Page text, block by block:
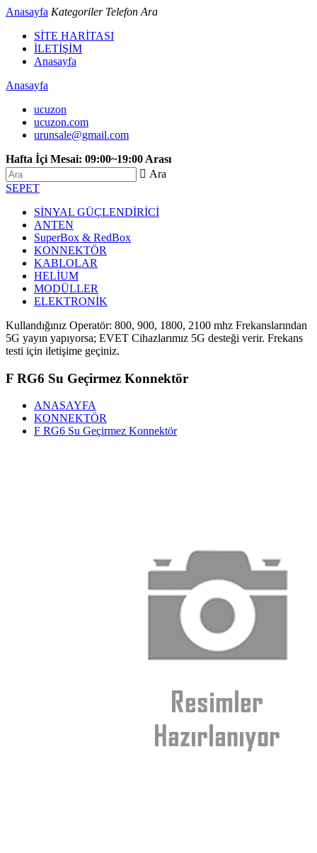
Anasayfa Kategoriler Telefon Ara
SİTE HARİTASI
İLETİŞİM
Anasayfa
Anasayfa
ucuzon
ucuzon.com
urunsale@gmail.com
Hafta İçi Mesai: 09:00~19:00 Arası
 Ara
SEPET
SİNYAL GÜÇLENDİRİCİ
ANTEN
SuperBox & RedBox
KONNEKTÖR
KABLOLAR
HELİUM
MODÜLLER
ELEKTRONİK
Kullandığınız Operatör: 800, 900, 1800, 2100 mhz Frekanslarından
5G yayın yapıyorsa; EVET Cihazlarımız 5G desteği verir. Frekans
testi için iletişime geçiniz.
F RG6 Su Geçirmez Konnektör
ANASAYFA
KONNEKTÖR
F RG6 Su Geçirmez Konnektör